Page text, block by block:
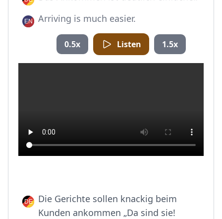
Arriving is much easier.
0.5x Listen 1.5x
Die Gerichte sollen knackig beim
Kunden ankommen „Da sind sie!